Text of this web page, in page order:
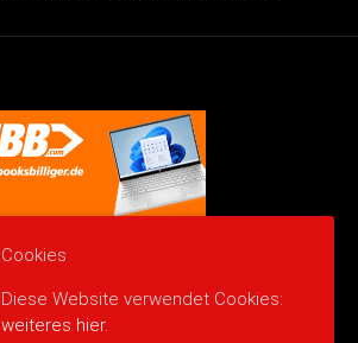
Cookies
Diese Website verwendet Cookies:
weiteres hier.